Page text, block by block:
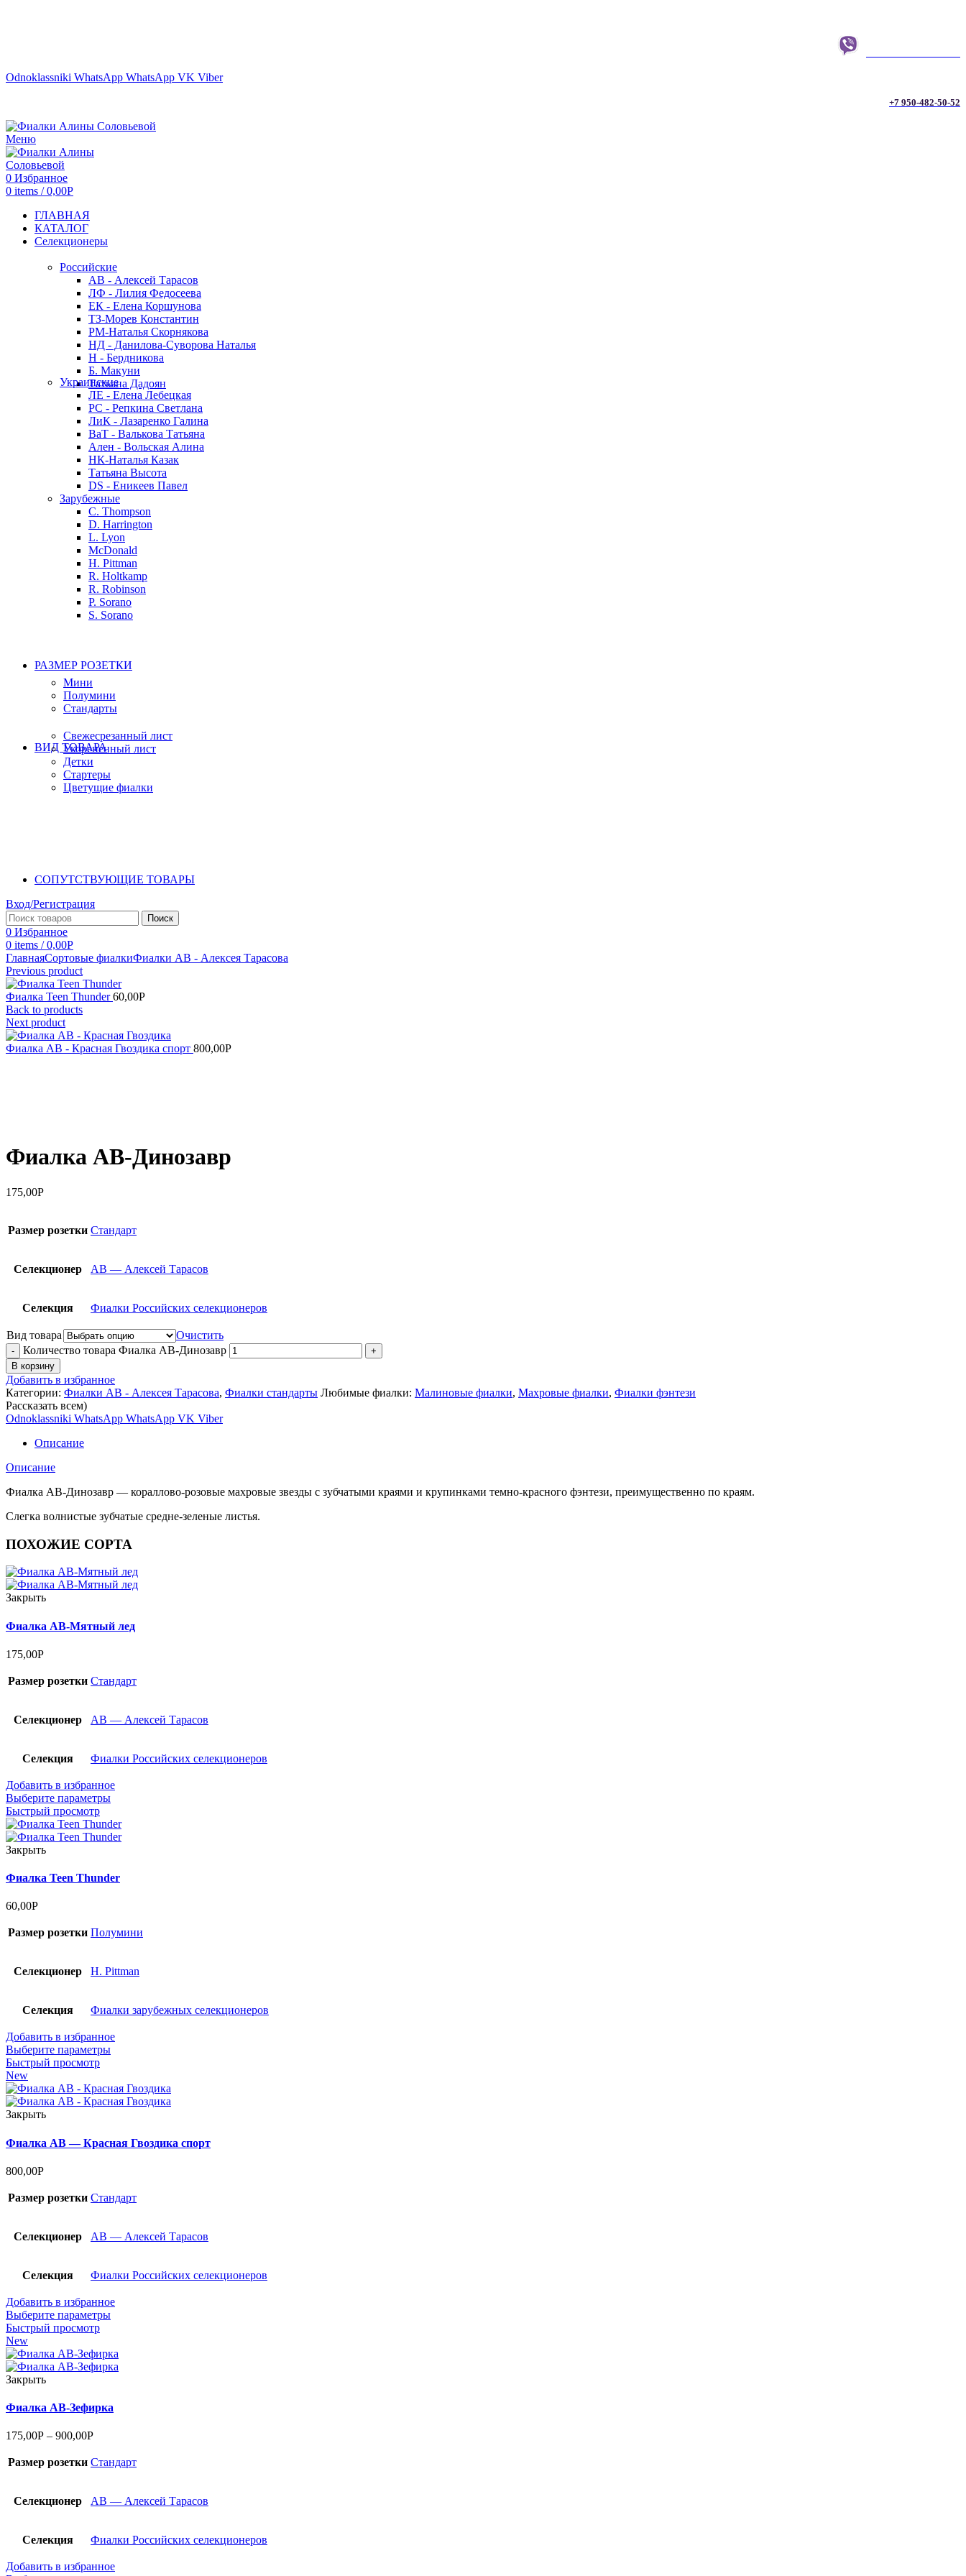
Odnoklassniki WhatsApp WhatsApp VK Viber
+7 950-482-50-52
Меню
0 Избранное
0 items / 0,00Р
ГЛАВНАЯ
КАТАЛОГ
Селекционеры
Российские
АВ - Алексей Тарасов
ЛФ - Лилия Федосеева
ЕК - Елена Коршунова
ТЗ-Морев Константин
РМ-Наталья Скорнякова
НД - Данилова-Суворова Наталья
Н - Бердникова
Б. Макуни
Татьяна Дадоян
Украинские
ЛЕ - Елена Лебецкая
РС - Репкина Светлана
ЛиК - Лазаренко Галина
ВаТ - Валькова Татьяна
Ален - Вольская Алина
НК-Наталья Казак
Татьяна Высота
DS - Еникеев Павел
Зарубежные
C. Thompson
D. Harrington
L. Lyon
McDonald
H. Pittman
R. Holtkamp
R. Robinson
P. Sorano
S. Sorano
РАЗМЕР РОЗЕТКИ
Мини
Полумини
Стандарты
ВИД ТОВАРА
Свежесрезанный лист
Укорененный лист
Детки
Стартеры
Цветущие фиалки
СОПУТСТВУЮЩИЕ ТОВАРЫ
Вход/Регистрация
Поиск
0 Избранное
0 items / 0,00Р
ГлавнаяСортовые фиалкиФиалки АВ - Алексея Тарасова
Previous product
Фиалка Teen Thunder60,00Р
Back to products
Next product
Фиалка АВ - Красная Гвоздика спорт 800,00Р
Фиалка АВ-Динозавр
175,00Р
Размер розетки Стандарт
Селекционер АВ — Алексей Тарасов
Селекция Фиалки Российских селекционеров
Вид товара
Очистить
Количество товара Фиалка АВ-Динозавр
В корзину
Добавить в избранное
Категории: Фиалки АВ - Алексея Тарасова, Фиалки стандарты Любимые фиалки: Малиновые фиалки, Махровые фиалки, Фиалки фэнтези
Рассказать всем)
Odnoklassniki WhatsApp WhatsApp VK Viber
Описание
Описание
Фиалка АВ-Динозавр — кораллово-розовые махровые звезды с зубчатыми краями и крупинками темно-красного фэнтези, преимущественно по краям.
Слегка волнистые зубчатые средне-зеленые листья.
ПОХОЖИЕ СОРТА
Закрыть
Фиалка АВ-Мятный лед
175,00Р
Размер розетки Стандарт
Селекционер АВ — Алексей Тарасов
Селекция Фиалки Российских селекционеров
Добавить в избранное
Выберите параметры
Быстрый просмотр
Закрыть
Фиалка Teen Thunder
60,00Р
Размер розетки Полумини
Селекционер H. Pittman
Селекция Фиалки зарубежных селекционеров
Добавить в избранное
Выберите параметры
Быстрый просмотр
New
Закрыть
Фиалка АВ — Красная Гвоздика спорт
800,00Р
Размер розетки Стандарт
Селекционер АВ — Алексей Тарасов
Селекция Фиалки Российских селекционеров
Добавить в избранное
Выберите параметры
Быстрый просмотр
New
Закрыть
Фиалка АВ-Зефирка
175,00Р – 900,00Р
Размер розетки Стандарт
Селекционер АВ — Алексей Тарасов
Селекция Фиалки Российских селекционеров
Добавить в избранное